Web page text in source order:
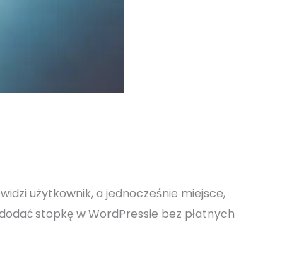
użytkownik, a jednocześnie miejsce,
stopkę w WordPressie bez płatnych